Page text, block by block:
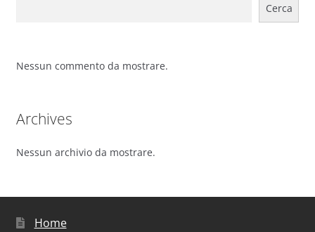
Cerca
Nessun commento da mostrare.
Archives
Nessun archivio da mostrare.
Home